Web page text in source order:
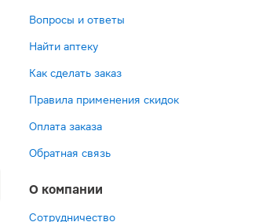
Вопросы и ответы
Найти аптеку
Как сделать заказ
Правила применения скидок
Оплата заказа
Обратная связь
О компании
Сотрудничество